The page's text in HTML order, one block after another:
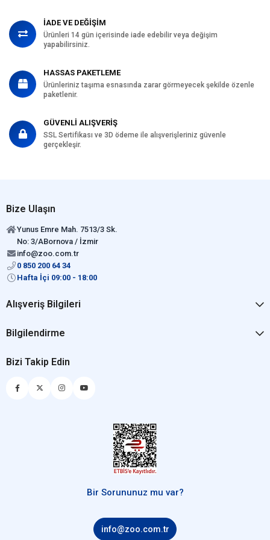
İADE VE DEĞİŞİM
Ürünleri 14 gün içerisinde iade edebilir veya değişim
yapabilirsiniz.
HASSAS PAKETLEME
Ürünleriniz taşıma esnasında zarar görmeyecek şekilde özenle
paketlenir.
GÜVENLİ ALIŞVERİŞ
SSL Sertifikası ve 3D ödeme ile alışverişleriniz güvenle
gerçekleşir.
Bize Ulaşın
Yunus Emre Mah. 7513/3 Sk.
No: 3/ABornova / İzmir
info@zoo.com.tr
0 850 200 64 34
Hafta İçi 09:00 - 18:00
Alışveriş Bilgileri
Bilgilendirme
Bizi Takip Edin
Bir Sorununuz mu var?
info@zoo.com.tr